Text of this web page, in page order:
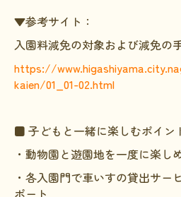
▼参考サイト：
入園料減免の対象および減免の
https://
kaien/01_01-02.html
■ 子どもと一緒に楽しむポイン
・動物園と遊園地を一度に楽し
・各入園門で車いすの貸出サー
ポート